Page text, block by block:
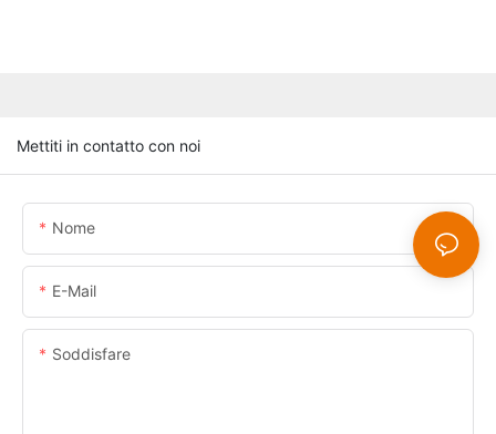
Mettiti in contatto con noi
Nome
E-Mail
Soddisfare